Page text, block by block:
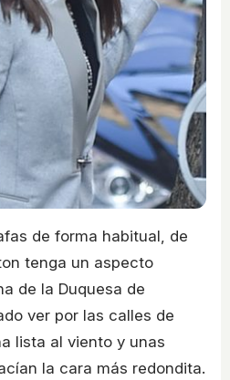
de forma habitual, de
tenga un aspecto
de la Duquesa de
ver por las calles de
lista al viento y unas
la cara más redondita.